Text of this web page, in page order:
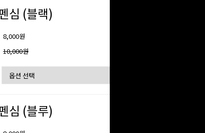
심 (블랙)
8,000원
10,000원
심 (블루)